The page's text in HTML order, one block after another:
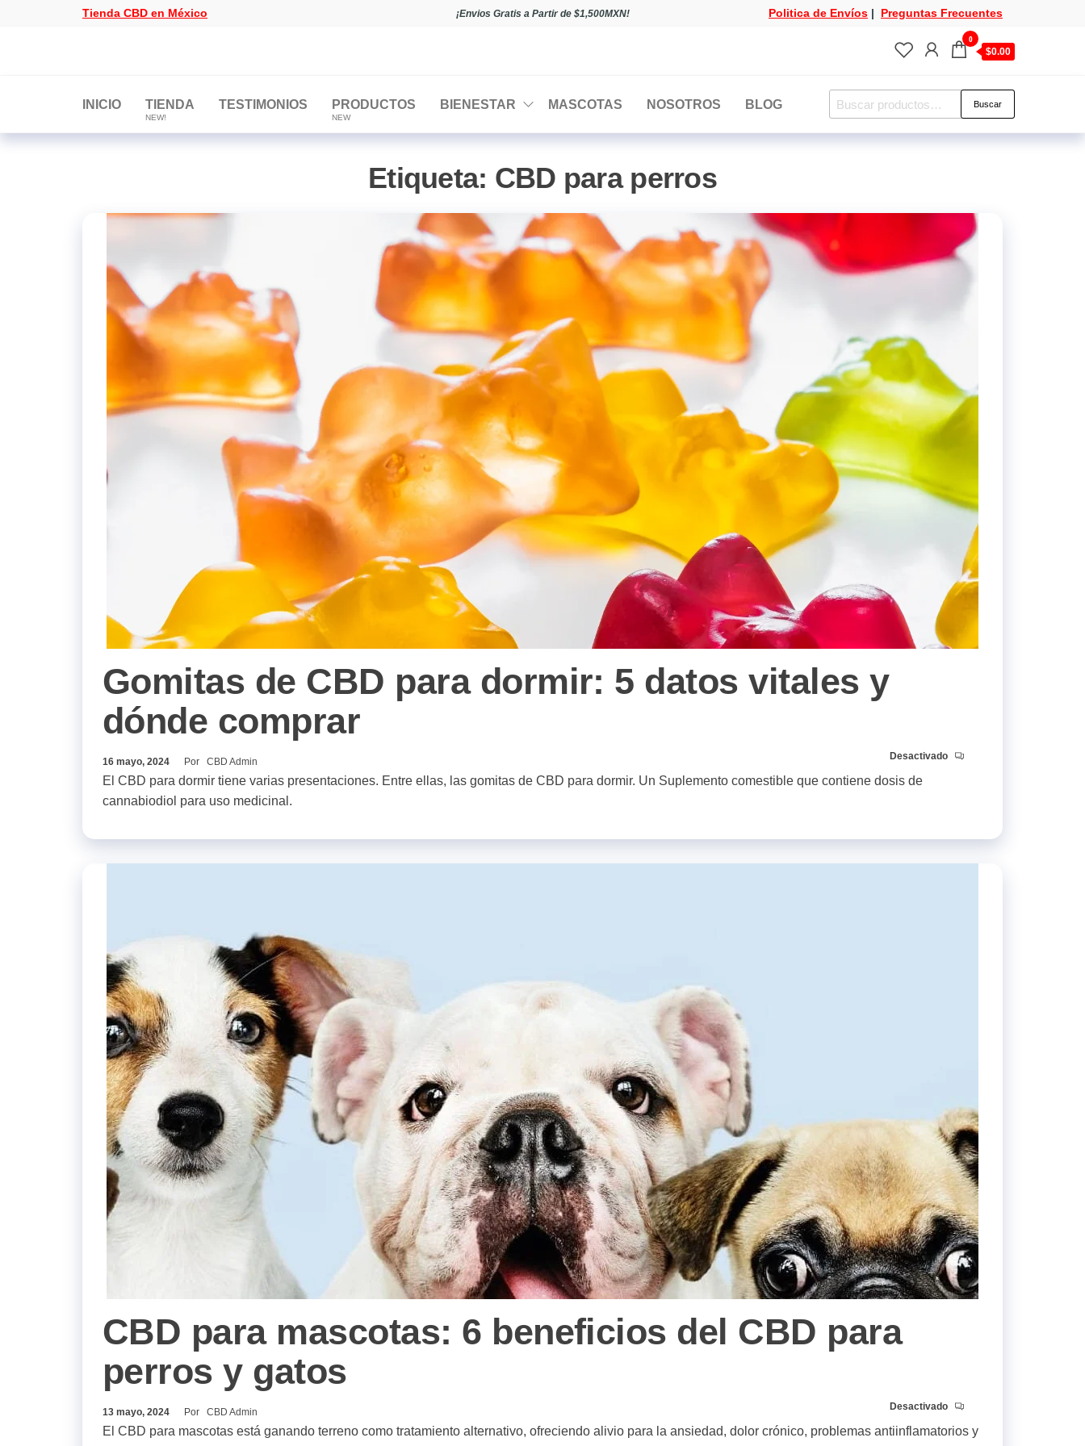
Tienda CBD en México ¡Envios Gratis a Partir de $1,500MXN! Politica de Envíos Preguntas Frecuentes
en
México
0
$0.00
INICIO TIENDA
NEW!
TESTIMONIOS PRODUCTOS
NEW
BIENESTAR MASCOTAS NOSOTROS BLOG
Buscar
por:
Buscar
Etiqueta: CBD para perros
Gomitas de CBD para dormir: 5 datos vitales y
dónde comprar
16 mayo, 2024 Por CBD Admin
Desactivado
El CBD para dormir tiene varias presentaciones. Entre ellas, las gomitas de CBD para dormir. Un Suplemento comestible que contiene dosis de
cannabiodiol para uso medicinal.
CBD para mascotas: 6 beneficios del CBD para
perros y gatos
13 mayo, 2024 Por CBD Admin
Desactivado
El CBD para mascotas está ganando terreno como tratamiento alternativo, ofreciendo alivio para la ansiedad, dolor crónico, problemas antiinflamatorios y